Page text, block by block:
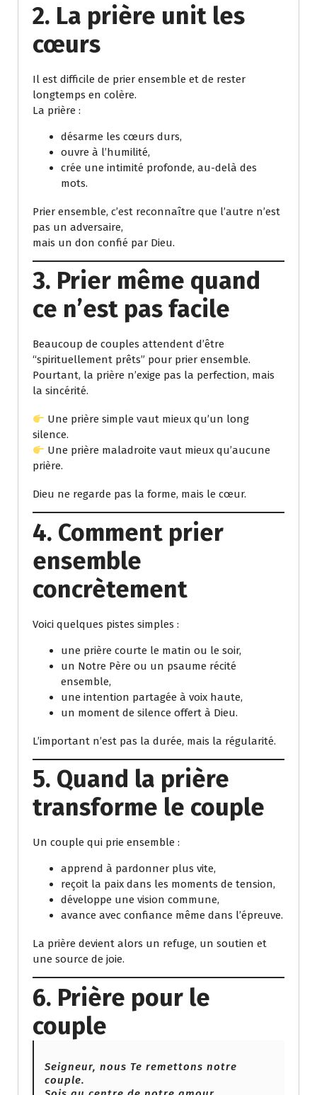
2. La prière unit les
cœurs
Il est difficile de prier ensemble et de rester
longtemps en colère.
La prière :
désarme les cœurs durs,
ouvre à l’humilité,
crée une intimité profonde, au-delà des
mots.
Prier ensemble, c’est reconnaître que l’autre n’est
pas un adversaire,
mais un don confié par Dieu.
3. Prier même quand
ce n’est pas facile
Beaucoup de couples attendent d’être
“spirituellement prêts” pour prier ensemble.
Pourtant, la prière n’exige pas la perfection, mais
la sincérité.
Une prière simple vaut mieux qu’un long
silence.
Une prière maladroite vaut mieux qu’aucune
prière.
Dieu ne regarde pas la forme, mais le cœur.
4. Comment prier
ensemble
concrètement
Voici quelques pistes simples :
une prière courte le matin ou le soir,
un Notre Père ou un psaume récité
ensemble,
une intention partagée à voix haute,
un moment de silence offert à Dieu.
L’important n’est pas la durée, mais la régularité.
5. Quand la prière
transforme le couple
Un couple qui prie ensemble :
apprend à pardonner plus vite,
reçoit la paix dans les moments de tension,
développe une vision commune,
avance avec confiance même dans l’épreuve.
La prière devient alors un refuge, un soutien et
une source de joie.
6. Prière pour le
couple
Seigneur, nous Te remettons notre
couple.